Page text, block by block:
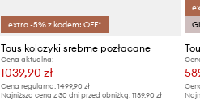
extra -5% z kodem: OFF*
Tous kolczyki srebrne pozłacane
Cena aktualna:
1039,90 zł
Cena regularna: 1499,90 zł
Najniższa cena z 30 dni przed obniżką: 1139,90 zł